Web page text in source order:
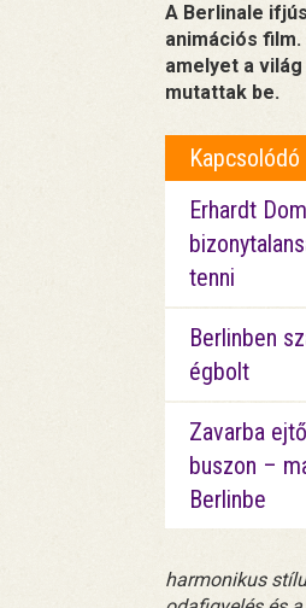
A Berlinale
animációs
amelyet a
mutattak be.
Erhardt
tenni
Berlinben
égbolt
Zavarba
buszon –
Berlinbe
harmonikus